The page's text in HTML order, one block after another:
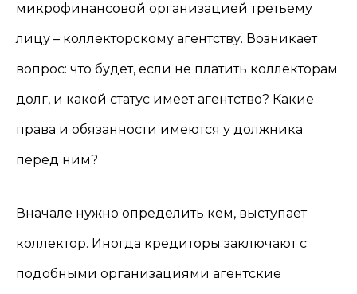
микрофинансовой организацией третьему
лицу – коллекторскому агентству. Возникает
вопрос: что будет, если не платить коллекторам
долг, и какой статус имеет агентство? Какие
права и обязанности имеются у должника
перед ним?
Вначале нужно определить кем, выступает
коллектор. Иногда кредиторы заключают с
подобными организациями агентские